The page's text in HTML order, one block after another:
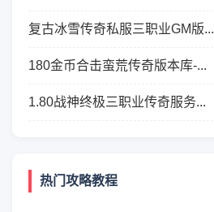
复古冰雪传奇私服三职业GM版...
180金币合击蛮荒传奇版本库-...
1.80战神终极三职业传奇服务...
热门攻略教程